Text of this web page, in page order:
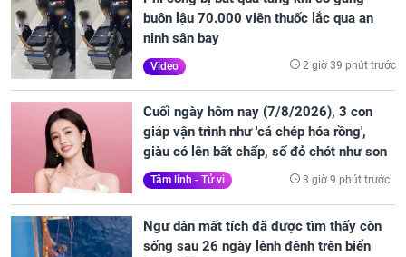
buôn lậu 70.000 viên thuốc lắc qua an
ninh sân bay
Video 2 giờ 39 phút trước
Cuối ngày hôm nay (7/8/2026), 3 con
giáp vận trình như 'cá chép hóa rồng',
giàu có lên bất chấp, số đỏ chót như son
Tâm linh - Tử vi 3 giờ 9 phút trước
Ngư dân mất tích đã được tìm thấy còn
sống sau 26 ngày lênh đênh trên biển